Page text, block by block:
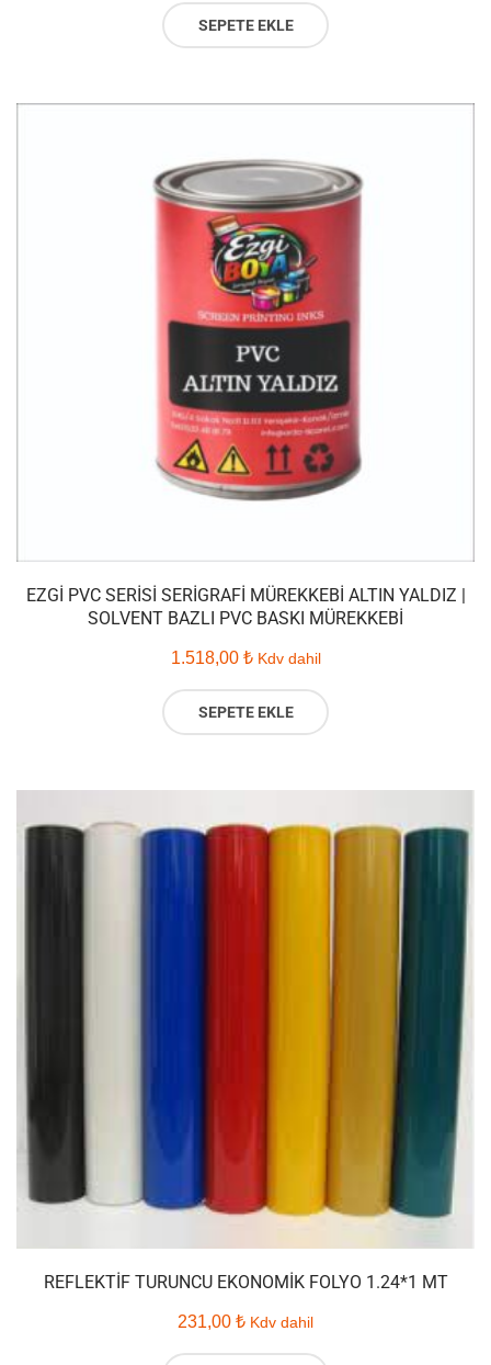
SEPETE EKLE
EZGI PVC SERISI SERIGRAFI MÜREKKEBI ALTIN YALDIZ |
SOLVENT BAZLI PVC BASKI MÜREKKEBI
1.518,00 ₺ Kdv dahil
SEPETE EKLE
REFLEKTIF TURUNCU EKONOMIK FOLYO 1.24*1 MT
231,00 ₺ Kdv dahil